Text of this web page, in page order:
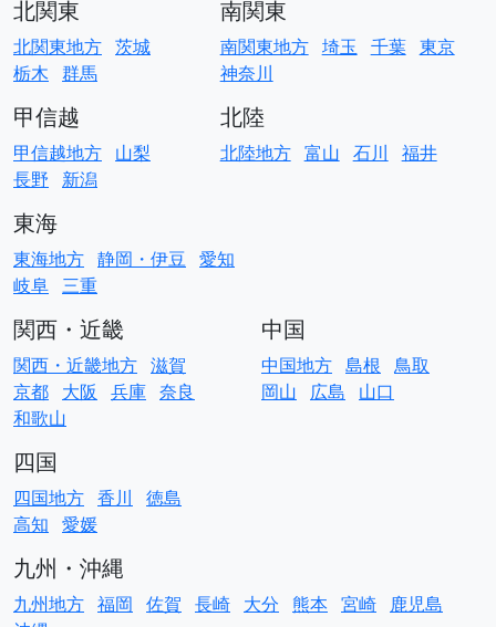
北関東
北関東地方 茨城
栃木 群馬
南関東
南関東地方 埼玉 千葉 東京
神奈川
甲信越
甲信越地方 山梨
長野
新潟
北陸
北陸地方 富山 石川 福井
東海
東海地方 静岡・伊豆 愛知
岐阜 三重
関西・近畿
関西・近畿地方 滋賀
京都 大阪 兵庫 奈良
和歌山
中国
中国地方 島根 鳥取
岡山
広島 山口
四国
四国地方 香川
徳島
高知 愛媛
九州・沖縄
九州地方 福岡 佐賀 長崎 大分 熊本 宮崎
鹿児島